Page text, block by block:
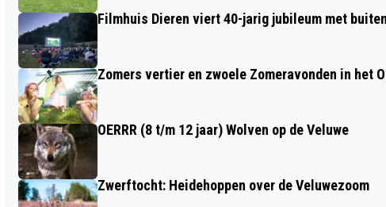
Filmhuis Dieren viert 40-jarig jubileum met
Zomers vertier en zwoele Zomeravonden in het
OERRR (8 t/m 12 jaar) Wolven op de Veluwe
Zwerftocht: Heidehoppen over de Veluwezoom